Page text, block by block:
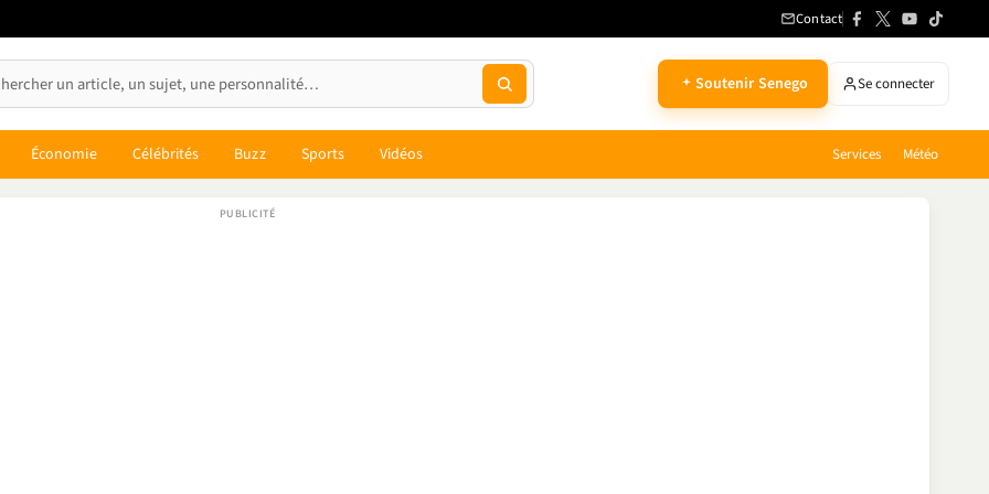
Contact
Soutenir Senego Se connecter
Économie Célébrités Buzz Sports Vidéos Services Météo